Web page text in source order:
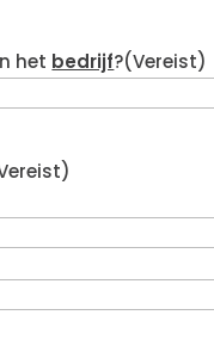
het bedrijf?(Vereist)